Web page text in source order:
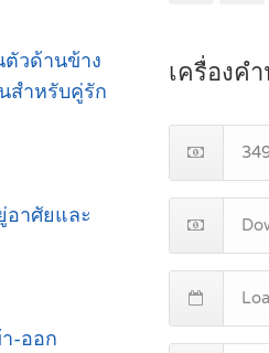
วด้านข้าง
สำหรับคู่รัก
อาศัยและ
-ออก
เครื่องค